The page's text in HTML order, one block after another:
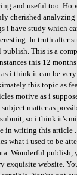
and useful too.
cherished
i have study which
In truth after
publish. This is a
this 12
i think it can be
this topic as
motive as i
subject matter as
so i think it's
in writing this article
what i used to be
Wonderful publish,
exquisite website.